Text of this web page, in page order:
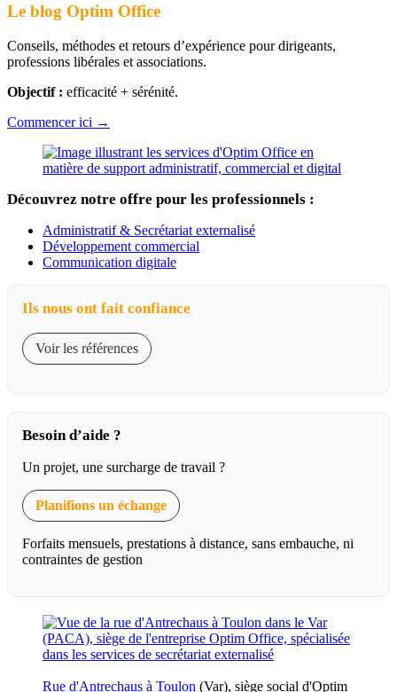
Le blog Optim Office
Conseils, méthodes et retours d’expérience pour dirigeants,
professions libérales et associations.
Objectif : efficacité + sérénité.
Commencer ici →
Découvrez notre offre pour les professionnels :
Administratif & Secrétariat externalisé
Développement commercial
Communication digitale
Ils nous ont fait confiance
Voir les références
Besoin d’aide ?
Un projet, une surcharge de travail ?
Planifions un échange
Forfaits mensuels, prestations à distance, sans embauche, ni
contraintes de gestion
Rue d'Antrechaus à Toulon (Var), siège social d'Optim